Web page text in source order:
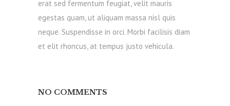
erat sed fermentum feugiat, velit mauris
egestas quam, ut aliquam massa nisl quis
neque. Suspendisse in orci. Morbi facilisis diam
et elit rhoncus, at tempus justo vehicula.
NO COMMENTS